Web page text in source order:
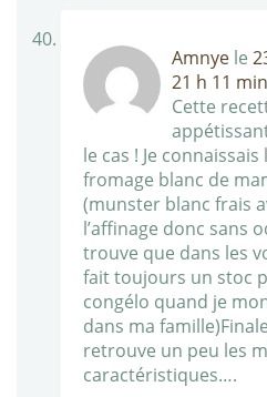
Amnye le
21 h 11 min
Cette
le cas ! Je
fromage blanc de
(munster blanc frais
l’affinage donc sans
trouve que dans les
fait toujours un stoc
congélo quand je
dans ma
retrouve un peu les
caractéristiques….